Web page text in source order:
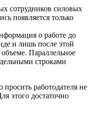
сотрудников силовых
появляется только
о работе до
и лишь после этой
Параллельное
строками
работодателя не
этого достаточно